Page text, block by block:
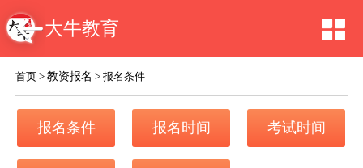
大牛教育
首页 >教资报名 >报名条件
报名条件 报名时间 考试时间